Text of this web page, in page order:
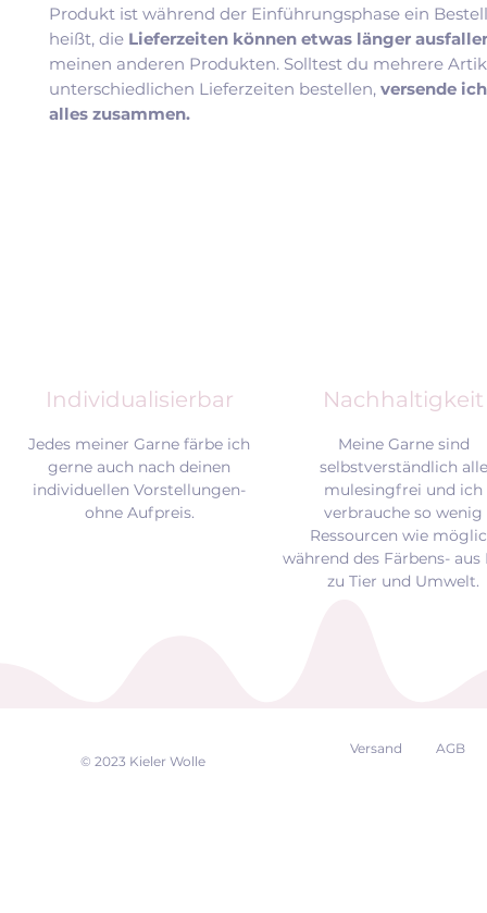
Produkt ist während der Einführungsphase ein
heißt, die Lieferzeiten können etwas länger
meinen anderen Produkten. Solltest du mehrere
unterschiedlichen Lieferzeiten bestellen, versende
alles zusammen.
Individualisierbar Nachhaltigkeit
Jedes meiner Garne färbe ich
gerne auch nach deinen
individuellen Vorstellungen-
ohne Aufpreis.
Meine Garne sind
selbstverständlich alle
mulesingfrei und ich
verbrauche so wenig
Ressourcen wie
während des Färbens- aus
zu Tier und Umwelt.
© 2023 Kieler Wolle
Versand AGB